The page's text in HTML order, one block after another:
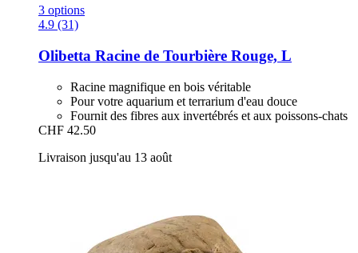
3 options
4.9 (31)
Olibetta Racine de Tourbière Rouge, L
Racine magnifique en bois véritable
Pour votre aquarium et terrarium d'eau douce
Fournit des fibres aux invertébrés et aux poissons-chats
CHF 42.50
Livraison jusqu'au 13 août